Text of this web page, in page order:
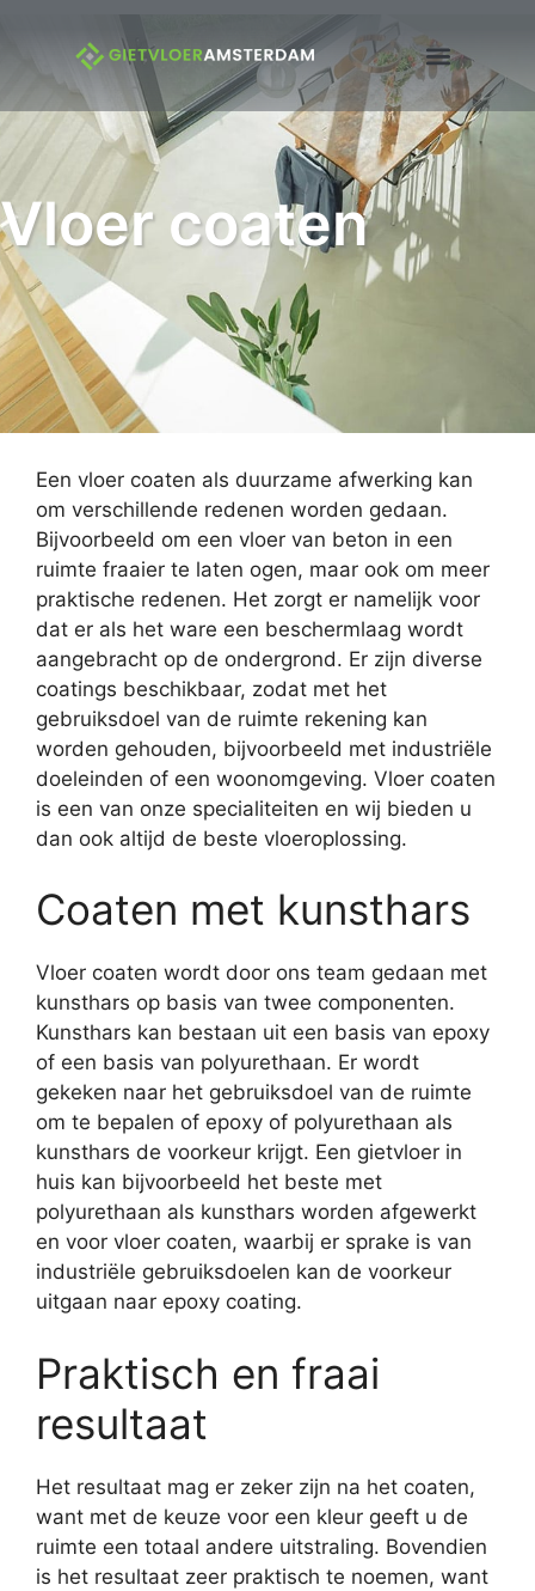
Vloer coaten
Een vloer coaten als duurzame afwerking kan
om verschillende redenen worden gedaan.
Bijvoorbeeld om een vloer van beton in een
ruimte fraaier te laten ogen, maar ook om meer
praktische redenen. Het zorgt er namelijk voor
dat er als het ware een beschermlaag wordt
aangebracht op de ondergrond. Er zijn diverse
coatings beschikbaar, zodat met het
gebruiksdoel van de ruimte rekening kan
worden gehouden, bijvoorbeeld met industriële
doeleinden of een woonomgeving. Vloer coaten
is een van onze specialiteiten en wij bieden u
dan ook altijd de beste vloeroplossing.
Coaten met kunsthars
Vloer coaten wordt door ons team gedaan met
kunsthars op basis van twee componenten.
Kunsthars kan bestaan uit een basis van epoxy
of een basis van polyurethaan. Er wordt
gekeken naar het gebruiksdoel van de ruimte
om te bepalen of epoxy of polyurethaan als
kunsthars de voorkeur krijgt. Een gietvloer in
huis kan bijvoorbeeld het beste met
polyurethaan als kunsthars worden afgewerkt
en voor vloer coaten, waarbij er sprake is van
industriële gebruiksdoelen kan de voorkeur
uitgaan naar epoxy coating.
Praktisch en fraai
resultaat
Het resultaat mag er zeker zijn na het coaten,
want met de keuze voor een kleur geeft u de
ruimte een totaal andere uitstraling. Bovendien
is het resultaat zeer praktisch te noemen, want